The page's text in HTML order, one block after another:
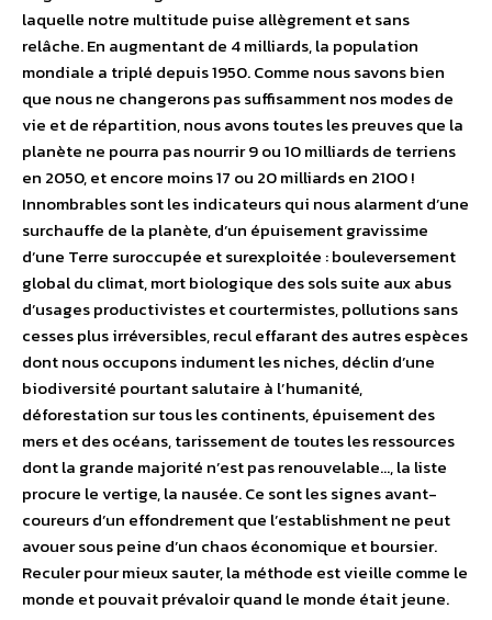
laquelle notre multitude puise allègrement et sans
relâche. En augmentant de 4 milliards, la population
mondiale a triplé depuis 1950. Comme nous savons bien
que nous ne changerons pas suffisamment nos modes de
vie et de répartition, nous avons toutes les preuves que la
planète ne pourra pas nourrir 9 ou 10 milliards de terriens
en 2050, et encore moins 17 ou 20 milliards en 2100 !
Innombrables sont les indicateurs qui nous alarment d’une
surchauffe de la planète, d’un épuisement gravissime
d’une Terre suroccupée et surexploitée : bouleversement
global du climat, mort biologique des sols suite aux abus
d’usages productivistes et courtermistes, pollutions sans
cesses plus irréversibles, recul effarant des autres espèces
dont nous occupons indument les niches, déclin d’une
biodiversité pourtant salutaire à l’humanité,
déforestation sur tous les continents, épuisement des
mers et des océans, tarissement de toutes les ressources
dont la grande majorité n’est pas renouvelable…, la liste
procure le vertige, la nausée. Ce sont les signes avant-
coureurs d’un effondrement que l’establishment ne peut
avouer sous peine d’un chaos économique et boursier.
Reculer pour mieux sauter, la méthode est vieille comme le
monde et pouvait prévaloir quand le monde était jeune.